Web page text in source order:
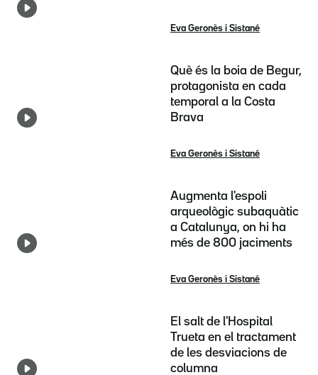
Eva Geronès i Sistané
Què és la boia de Begur,
protagonista en cada
temporal a la Costa
Brava
Eva Geronès i Sistané
Augmenta l'espoli
arqueològic subaquàtic
a Catalunya, on hi ha
més de 800 jaciments
Eva Geronès i Sistané
El salt de l'Hospital
Trueta en el tractament
de les desviacions de
columna